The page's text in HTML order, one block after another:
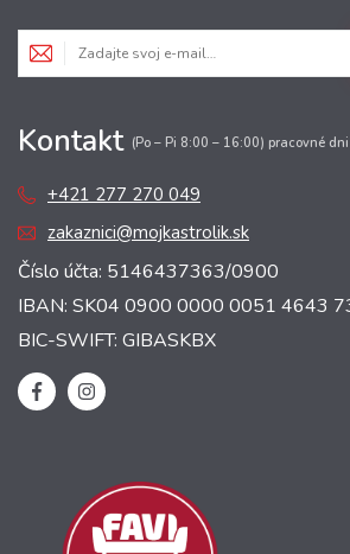
Kontakt (Po – Pi 8:00 – 16:00) pracovné dni
+421 277 270 049
zakaznici@mojkastrolik.sk
Číslo účta: 5146437363/0900
IBAN: SK04 0900 0000 0051 4643
BIC-SWIFT: GIBASKBX